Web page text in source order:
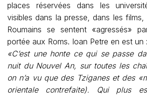
places réservées dans les
visibles dans la presse, dans les films,
Roumains se sentent «agressés»
portée aux Roms. Ioan Petre en est un :
«C’est une honte ce qui se passe
nuit du Nouvel An, sur toutes les
on n’a vu que des Tziganes et des
orientale contrefaite). Qui plus